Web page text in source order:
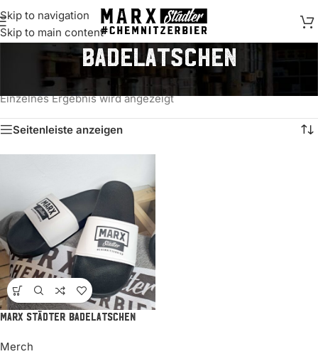
springen
Skip to navigation
Skip to main content
Badelatschen
Produkte verschlagwortet mit „Badelatschen“
Einzelnes Ergebnis wird angezeigt
Seitenleiste anzeigen
MARX Städter Badelatschen
Merch